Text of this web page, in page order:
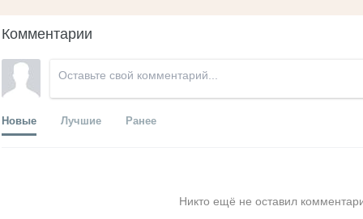
Комментарии
Новые Лучшие Ранее
Никто ещё не оставил